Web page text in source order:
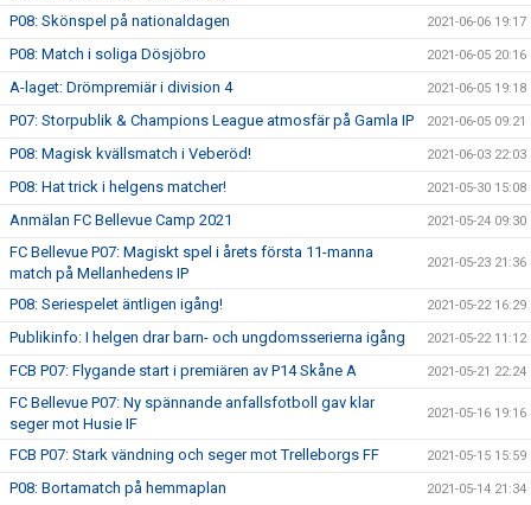
P08: Skönspel på nationaldagen 2021-06-06 19:17
P08: Match i soliga Dösjöbro 2021-06-05 20:16
A-laget: Drömpremiär i division 4 2021-06-05 19:18
P07: Storpublik & Champions League atmosfär på Gamla IP 2021-06-05 09:21
P08: Magisk kvällsmatch i Veberöd! 2021-06-03 22:03
P08: Hat trick i helgens matcher! 2021-05-30 15:08
Anmälan FC Bellevue Camp 2021 2021-05-24 09:30
FC Bellevue P07: Magiskt spel i årets första 11-manna
match på Mellanhedens IP
2021-05-23 21:36
P08: Seriespelet äntligen igång! 2021-05-22 16:29
Publikinfo: I helgen drar barn- och ungdomsserierna igång 2021-05-22 11:12
FCB P07: Flygande start i premiären av P14 Skåne A 2021-05-21 22:24
FC Bellevue P07: Ny spännande anfallsfotboll gav klar
seger mot Husie IF
2021-05-16 19:16
FCB P07: Stark vändning och seger mot Trelleborgs FF 2021-05-15 15:59
P08: Bortamatch på hemmaplan 2021-05-14 21:34